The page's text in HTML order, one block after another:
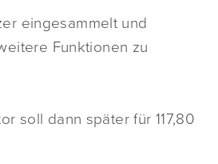
eingesammelt und
Funktionen zu
soll dann später für 117,80